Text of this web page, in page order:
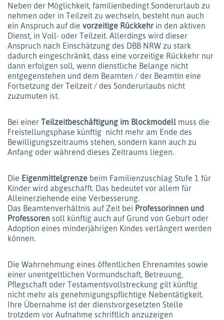
Neben der Möglichkeit, familienbedingt Sonderurlaub zu
nehmen oder in Teilzeit zu wechseln, besteht nun auch
ein Anspruch auf die vorzeitige Rückkehr in den aktiven
Dienst, in Voll- oder Teilzeit. Allerdings wird dieser
Anspruch nach Einschätzung des DBB NRW zu stark
dadurch eingeschränkt, dass eine vorzeitige Rückkehr nur
dann erfolgen soll, wenn dienstliche Belange nicht
entgegenstehen und dem Beamten / der Beamtin eine
Fortsetzung der Teilzeit / des Sonderurlaubs nicht
zuzumuten ist.
Bei einer Teilzeitbeschäftigung im Blockmodell muss die
Freistellungsphase künftig nicht mehr am Ende des
Bewilligungszeitraums stehen, sondern kann auch zu
Anfang oder während dieses Zeitraums liegen.
Die Eigenmittelgrenze beim Familienzuschlag Stufe 1 für
Kinder wird abgeschafft. Das bedeutet vor allem für
Alleinerziehende eine Verbesserung.
Das Beamtenverhältnis auf Zeit bei Professorinnen und
Professoren soll künftig auch auf Grund von Geburt oder
Adoption eines minderjährigen Kindes verlängert werden
können.
Die Wahrnehmung eines öffentlichen Ehrenamtes sowie
einer unentgeltlichen Vormundschaft, Betreuung,
Pflegschaft oder Testamentsvollstreckung gilt künftig
nicht mehr als genehmigungspflichtige Nebentätigkeit.
Ihre Übernahme ist der dienstvorgesetzten Stelle
trotzdem vor Aufnahme schriftlich anzuzeigen